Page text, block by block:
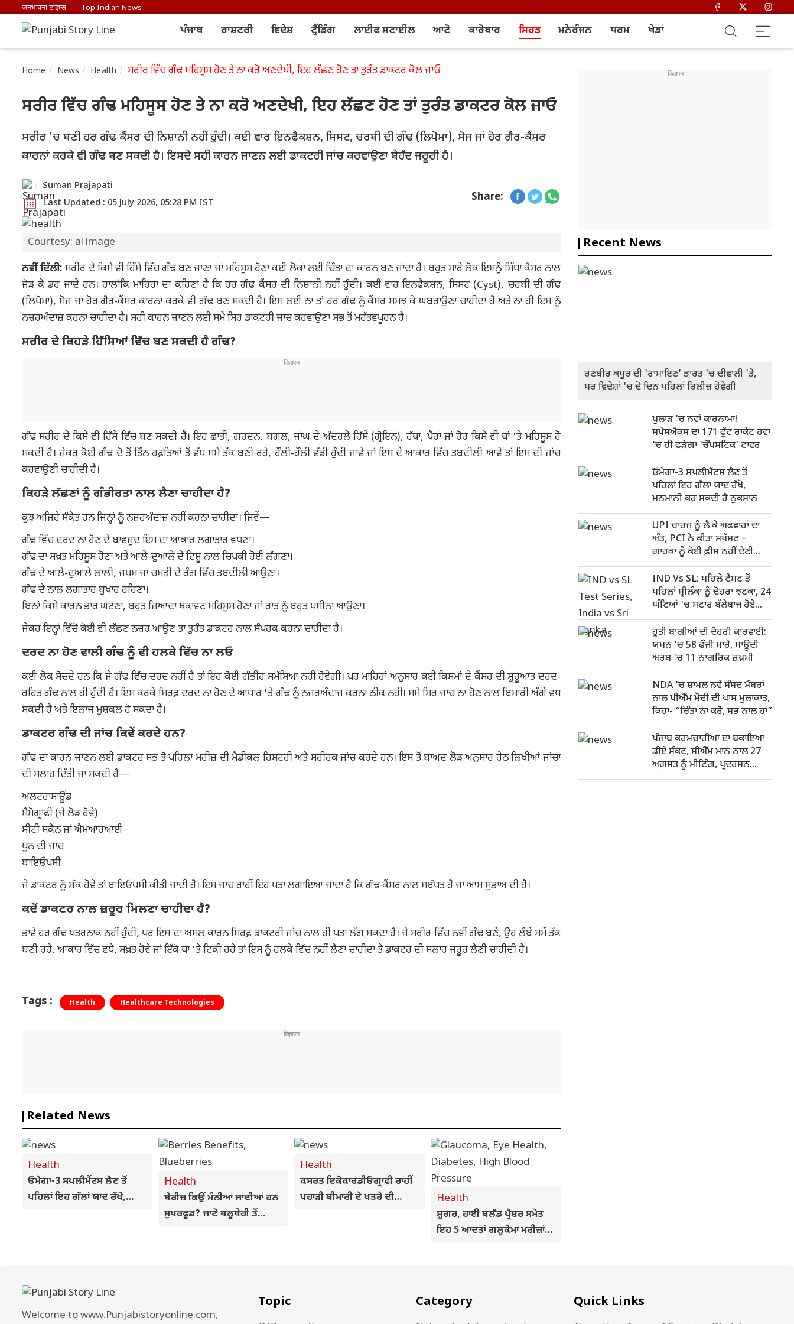
जनभावना टाइम्स Top Indian News
ਪੰਜਾਬ ਰਾਸ਼ਟਰੀ ਵਿਦੇਸ਼ ਟ੍ਰੈਂਡਿੰਗ ਲਾਈਫ ਸਟਾਈਲ ਆਟੋ ਕਾਰੋਬਾਰ ਸਿਹਤ ਮਨੋਰੰਜਨ ਧਰਮ ਖੇਡਾਂ
Home News Health ਸਰੀਰ ਵਿੱਚ ਗੰਢ ਮਹਿਸੂਸ ਹੋਣ ਤੇ ਨਾ ਕਰੋ ਅਣਦੇਖੀ, ਇਹ ਲੱਛਣ ਹੋਣ ਤਾਂ ਤੁਰੰਤ ਡਾਕਟਰ ਕੋਲ ਜਾਓ
ਸਰੀਰ ਵਿੱਚ ਗੰਢ ਮਹਿਸੂਸ ਹੋਣ ਤੇ ਨਾ ਕਰੋ ਅਣਦੇਖੀ, ਇਹ ਲੱਛਣ ਹੋਣ ਤਾਂ ਤੁਰੰਤ ਡਾਕਟਰ ਕੋਲ ਜਾਓ
ਸਰੀਰ 'ਚ ਬਣੀ ਹਰ ਗੰਢ ਕੈਂਸਰ ਦੀ ਨਿਸ਼ਾਨੀ ਨਹੀਂ ਹੁੰਦੀ। ਕਈ ਵਾਰ ਇਨਫੈਕਸ਼ਨ, ਸਿਸਟ, ਚਰਬੀ ਦੀ ਗੰਢ (ਲਿਪੋਮਾ), ਸੋਜ ਜਾਂ ਹੋਰ ਗੈਰ-ਕੈਂਸਰ
ਕਾਰਨਾਂ ਕਰਕੇ ਵੀ ਗੰਢ ਬਣ ਸਕਦੀ ਹੈ। ਇਸਦੇ ਸਹੀ ਕਾਰਨ ਜਾਣਨ ਲਈ ਡਾਕਟਰੀ ਜਾਂਚ ਕਰਵਾਉਣਾ ਬੇਹੱਦ ਜਰੂਰੀ ਹੈ।
Suman Prajapati
Last Updated : 05 July 2026, 05:28 PM IST
Share:
Courtesy: ai image
ਨਵੀਂ ਦਿੱਲੀ: ਸਰੀਰ ਦੇ ਕਿਸੇ ਵੀ ਹਿੱਸੇ ਵਿੱਚ ਗੰਢ ਬਣ ਜਾਣਾ ਜਾਂ ਮਹਿਸੂਸ ਹੋਣਾ ਕਈ ਲੋਕਾਂ ਲਈ ਚਿੰਤਾ ਦਾ ਕਾਰਨ ਬਣ ਜਾਂਦਾ ਹੈ। ਬਹੁਤ ਸਾਰੇ ਲੋਕ ਇਸਨੂੰ ਸਿੱਧਾ ਕੈਂਸਰ ਨਾਲ
ਜੋੜ ਕੇ ਡਰ ਜਾਂਦੇ ਹਨ। ਹਾਲਾਂਕਿ ਮਾਹਿਰਾਂ ਦਾ ਕਹਿਣਾ ਹੈ ਕਿ ਹਰ ਗੰਢ ਕੈਂਸਰ ਦੀ ਨਿਸ਼ਾਨੀ ਨਹੀਂ ਹੁੰਦੀ। ਕਈ ਵਾਰ ਇਨਫੈਕਸ਼ਨ, ਸਿਸਟ (Cyst), ਚਰਬੀ ਦੀ ਗੰਢ
(ਲਿਪੋਮਾ), ਸੋਜ ਜਾਂ ਹੋਰ ਗੈਰ-ਕੈਂਸਰ ਕਾਰਨਾਂ ਕਰਕੇ ਵੀ ਗੰਢ ਬਣ ਸਕਦੀ ਹੈ। ਇਸ ਲਈ ਨਾ ਤਾਂ ਹਰ ਗੰਢ ਨੂੰ ਕੈਂਸਰ ਸਮਝ ਕੇ ਘਬਰਾਉਣਾ ਚਾਹੀਦਾ ਹੈ ਅਤੇ ਨਾ ਹੀ ਇਸ ਨੂੰ
ਨਜ਼ਰਅੰਦਾਜ਼ ਕਰਨਾ ਚਾਹੀਦਾ ਹੈ। ਸਹੀ ਕਾਰਨ ਜਾਣਨ ਲਈ ਸਮੇਂ ਸਿਰ ਡਾਕਟਰੀ ਜਾਂਚ ਕਰਵਾਉਣਾ ਸਭ ਤੋਂ ਮਹੱਤਵਪੂਰਨ ਹੈ।
ਸਰੀਰ ਦੇ ਕਿਹੜੇ ਹਿੱਸਿਆਂ ਵਿੱਚ ਬਣ ਸਕਦੀ ਹੈ ਗੰਢ?
ਗੰਢ ਸਰੀਰ ਦੇ ਕਿਸੇ ਵੀ ਹਿੱਸੇ ਵਿੱਚ ਬਣ ਸਕਦੀ ਹੈ। ਇਹ ਛਾਤੀ, ਗਰਦਨ, ਬਗਲ, ਜਾਂਘ ਦੇ ਅੰਦਰਲੇ ਹਿੱਸੇ (ਗ੍ਰੋਇਨ), ਹੱਥਾਂ, ਪੈਰਾਂ ਜਾਂ ਹੋਰ ਕਿਸੇ ਵੀ ਥਾਂ 'ਤੇ ਮਹਿਸੂਸ ਹੋ
ਸਕਦੀ ਹੈ। ਜੇਕਰ ਕੋਈ ਗੰਢ ਦੋ ਤੋਂ ਤਿੰਨ ਹਫ਼ਤਿਆਂ ਤੋਂ ਵੱਧ ਸਮੇਂ ਤੱਕ ਬਣੀ ਰਹੇ, ਹੌਲੀ-ਹੌਲੀ ਵੱਡੀ ਹੁੰਦੀ ਜਾਵੇ ਜਾਂ ਇਸ ਦੇ ਆਕਾਰ ਵਿੱਚ ਤਬਦੀਲੀ ਆਵੇ ਤਾਂ ਇਸ ਦੀ ਜਾਂਚ
ਕਰਵਾਉਣੀ ਚਾਹੀਦੀ ਹੈ।
ਕਿਹੜੇ ਲੱਛਣਾਂ ਨੂੰ ਗੰਭੀਰਤਾ ਨਾਲ ਲੈਣਾ ਚਾਹੀਦਾ ਹੈ?
ਕੁਝ ਅਜਿਹੇ ਸੰਕੇਤ ਹਨ ਜਿਨ੍ਹਾਂ ਨੂੰ ਨਜ਼ਰਅੰਦਾਜ਼ ਨਹੀਂ ਕਰਨਾ ਚਾਹੀਦਾ। ਜਿਵੇਂ—
ਗੰਢ ਵਿੱਚ ਦਰਦ ਨਾ ਹੋਣ ਦੇ ਬਾਵਜੂਦ ਇਸ ਦਾ ਆਕਾਰ ਲਗਾਤਾਰ ਵਧਣਾ।
ਗੰਢ ਦਾ ਸਖ਼ਤ ਮਹਿਸੂਸ ਹੋਣਾ ਅਤੇ ਆਲੇ-ਦੁਆਲੇ ਦੇ ਟਿਸ਼ੂ ਨਾਲ ਚਿਪਕੀ ਹੋਈ ਲੱਗਣਾ।
ਗੰਢ ਦੇ ਆਲੇ-ਦੁਆਲੇ ਲਾਲੀ, ਜ਼ਖ਼ਮ ਜਾਂ ਚਮੜੀ ਦੇ ਰੰਗ ਵਿੱਚ ਤਬਦੀਲੀ ਆਉਣਾ।
ਗੰਢ ਦੇ ਨਾਲ ਲਗਾਤਾਰ ਬੁਖਾਰ ਰਹਿਣਾ।
ਬਿਨਾਂ ਕਿਸੇ ਕਾਰਨ ਭਾਰ ਘਟਣਾ, ਬਹੁਤ ਜ਼ਿਆਦਾ ਥਕਾਵਟ ਮਹਿਸੂਸ ਹੋਣਾ ਜਾਂ ਰਾਤ ਨੂੰ ਬਹੁਤ ਪਸੀਨਾ ਆਉਣਾ।
ਜੇਕਰ ਇਨ੍ਹਾਂ ਵਿੱਚੋਂ ਕੋਈ ਵੀ ਲੱਛਣ ਨਜ਼ਰ ਆਉਣ ਤਾਂ ਤੁਰੰਤ ਡਾਕਟਰ ਨਾਲ ਸੰਪਰਕ ਕਰਨਾ ਚਾਹੀਦਾ ਹੈ।
ਦਰਦ ਨਾ ਹੋਣ ਵਾਲੀ ਗੰਢ ਨੂੰ ਵੀ ਹਲਕੇ ਵਿੱਚ ਨਾ ਲਓ
ਕਈ ਲੋਕ ਸੋਚਦੇ ਹਨ ਕਿ ਜੇ ਗੰਢ ਵਿੱਚ ਦਰਦ ਨਹੀਂ ਹੈ ਤਾਂ ਇਹ ਕੋਈ ਗੰਭੀਰ ਸਮੱਸਿਆ ਨਹੀਂ ਹੋਵੇਗੀ। ਪਰ ਮਾਹਿਰਾਂ ਅਨੁਸਾਰ ਕਈ ਕਿਸਮਾਂ ਦੇ ਕੈਂਸਰ ਦੀ ਸ਼ੁਰੂਆਤ ਦਰਦ-
ਰਹਿਤ ਗੰਢ ਨਾਲ ਹੀ ਹੁੰਦੀ ਹੈ। ਇਸ ਕਰਕੇ ਸਿਰਫ਼ ਦਰਦ ਨਾ ਹੋਣ ਦੇ ਆਧਾਰ 'ਤੇ ਗੰਢ ਨੂੰ ਨਜ਼ਰਅੰਦਾਜ਼ ਕਰਨਾ ਠੀਕ ਨਹੀਂ। ਸਮੇਂ ਸਿਰ ਜਾਂਚ ਨਾ ਹੋਣ ਨਾਲ ਬਿਮਾਰੀ ਅੱਗੇ ਵਧ
ਸਕਦੀ ਹੈ ਅਤੇ ਇਲਾਜ ਮੁਸ਼ਕਲ ਹੋ ਸਕਦਾ ਹੈ।
ਡਾਕਟਰ ਗੰਢ ਦੀ ਜਾਂਚ ਕਿਵੇਂ ਕਰਦੇ ਹਨ?
ਗੰਢ ਦਾ ਕਾਰਨ ਜਾਣਨ ਲਈ ਡਾਕਟਰ ਸਭ ਤੋਂ ਪਹਿਲਾਂ ਮਰੀਜ਼ ਦੀ ਮੈਡੀਕਲ ਹਿਸਟਰੀ ਅਤੇ ਸਰੀਰਕ ਜਾਂਚ ਕਰਦੇ ਹਨ। ਇਸ ਤੋਂ ਬਾਅਦ ਲੋੜ ਅਨੁਸਾਰ ਹੇਠ ਲਿਖੀਆਂ ਜਾਂਚਾਂ
ਦੀ ਸਲਾਹ ਦਿੱਤੀ ਜਾ ਸਕਦੀ ਹੈ—
ਅਲਟਰਾਸਾਊਂਡ
ਮੈਮੋਗ੍ਰਾਫੀ (ਜੇ ਲੋੜ ਹੋਵੇ)
ਸੀਟੀ ਸਕੈਨ ਜਾਂ ਐਮਆਰਆਈ
ਖੂਨ ਦੀ ਜਾਂਚ
ਬਾਇਓਪਸੀ
ਜੇ ਡਾਕਟਰ ਨੂੰ ਸ਼ੱਕ ਹੋਵੇ ਤਾਂ ਬਾਇਓਪਸੀ ਕੀਤੀ ਜਾਂਦੀ ਹੈ। ਇਸ ਜਾਂਚ ਰਾਹੀਂ ਇਹ ਪਤਾ ਲਗਾਇਆ ਜਾਂਦਾ ਹੈ ਕਿ ਗੰਢ ਕੈਂਸਰ ਨਾਲ ਸਬੰਧਤ ਹੈ ਜਾਂ ਆਮ ਸੁਭਾਅ ਦੀ ਹੈ।
ਕਦੋਂ ਡਾਕਟਰ ਨਾਲ ਜ਼ਰੂਰ ਮਿਲਣਾ ਚਾਹੀਦਾ ਹੈ?
ਭਾਵੇਂ ਹਰ ਗੰਢ ਖਤਰਨਾਕ ਨਹੀਂ ਹੁੰਦੀ, ਪਰ ਇਸ ਦਾ ਅਸਲ ਕਾਰਨ ਸਿਰਫ਼ ਡਾਕਟਰੀ ਜਾਂਚ ਨਾਲ ਹੀ ਪਤਾ ਲੱਗ ਸਕਦਾ ਹੈ। ਜੇ ਸਰੀਰ ਵਿੱਚ ਨਵੀਂ ਗੰਢ ਬਣੇ, ਉਹ ਲੰਬੇ ਸਮੇਂ ਤੱਕ
ਬਣੀ ਰਹੇ, ਆਕਾਰ ਵਿੱਚ ਵਧੇ, ਸਖ਼ਤ ਹੋਵੇ ਜਾਂ ਇੱਕੋ ਥਾਂ 'ਤੇ ਟਿਕੀ ਰਹੇ ਤਾਂ ਇਸ ਨੂੰ ਹਲਕੇ ਵਿੱਚ ਨਹੀਂ ਲੈਣਾ ਚਾਹੀਦਾ ਤੇ ਡਾਕਟਰ ਦੀ ਸਲਾਹ ਜਰੂਰ ਲੈਣੀ ਚਾਹੀਦੀ ਹੈ।
Tags : Health Healthcare Technologies
Related News
Health
ਓਮੇਗਾ-3 ਸਪਲੀਮੈਂਟਸ ਲੈਣ ਤੋਂ
ਪਹਿਲਾਂ ਇਹ ਗੱਲਾਂ ਯਾਦ ਰੱਖੋ,
Health
ਬੇਰੀਜ਼ ਕਿਉਂ ਮੰਨੀਆਂ ਜਾਂਦੀਆਂ ਹਨ
ਸੁਪਰਫੂਡ? ਜਾਣੋ ਬਲੂਬੇਰੀ ਤੋਂ
Health
ਕਸਰਤ ਇਕੋਕਾਰਡੀਓਗ੍ਰਾਫੀ ਰਾਹੀਂ
ਪਹਾੜੀ ਬੀਮਾਰੀ ਦੇ ਖਤਰੇ ਦੀ
Health
ਸ਼ੂਗਰ, ਹਾਈ ਬਲੱਡ ਪ੍ਰੈਸ਼ਰ ਸਮੇਤ
ਇਹ 5 ਆਦਤਾਂ ਗਲੂਕੋਮਾ ਮਰੀਜ਼ਾਂ
Recent News
ਰਣਬੀਰ ਕਪੂਰ ਦੀ 'ਰਾਮਾਇਣ' ਭਾਰਤ 'ਚ ਦੀਵਾਲੀ 'ਤੇ,
ਪਰ ਵਿਦੇਸ਼ਾਂ 'ਚ ਦੋ ਦਿਨ ਪਹਿਲਾਂ ਰਿਲੀਜ਼ ਹੋਵੇਗੀ
ਪੁਲਾੜ 'ਚ ਨਵਾਂ ਕਾਰਨਾਮਾ!
ਸਪੇਸਐਕਸ ਦਾ 171 ਫੁੱਟ ਰਾਕੇਟ ਹਵਾ
'ਚ ਹੀ ਫੜੇਗਾ 'ਚੌਪਸਟਿਕ' ਟਾਵਰ
ਓਮੇਗਾ-3 ਸਪਲੀਮੈਂਟਸ ਲੈਣ ਤੋਂ
ਪਹਿਲਾਂ ਇਹ ਗੱਲਾਂ ਯਾਦ ਰੱਖੋ,
ਮਨਮਾਨੀ ਕਰ ਸਕਦੀ ਹੈ ਨੁਕਸਾਨ
UPI ਚਾਰਜ ਨੂੰ ਲੈ ਕੇ ਅਫਵਾਹਾਂ ਦਾ
ਅੰਤ, PCI ਨੇ ਕੀਤਾ ਸਪੱਸ਼ਟ –
ਗਾਹਕਾਂ ਨੂੰ ਕੋਈ ਫ਼ੀਸ ਨਹੀਂ ਦੇਣੀ
ਪਵੇਗੀ
IND Vs SL: ਪਹਿਲੇ ਟੈਸਟ ਤੋਂ
ਪਹਿਲਾਂ ਸ਼੍ਰੀਲੰਕਾ ਨੂੰ ਦੋਹਰਾ ਝਟਕਾ, 24
ਘੰਟਿਆਂ 'ਚ ਸਟਾਰ ਬੱਲੇਬਾਜ ਹੋਏ
ਬਾਹਰ
ਹੂਤੀ ਬਾਗੀਆਂ ਦੀ ਦੋਹਰੀ ਕਾਰਵਾਈ:
ਯਮਨ 'ਚ 58 ਫੌਜੀ ਮਾਰੇ, ਸਾਊਦੀ
ਅਰਬ 'ਚ 11 ਨਾਗਰਿਕ ਜ਼ਖ਼ਮੀ
NDA 'ਚ ਸ਼ਾਮਲ ਨਵੇਂ ਸੰਸਦ ਮੈਂਬਰਾਂ
ਨਾਲ ਪੀਐੱਮ ਮੋਦੀ ਦੀ ਖਾਸ ਮੁਲਾਕਾਤ,
ਕਿਹਾ- “ਚਿੰਤਾ ਨਾ ਕਰੋ, ਸਭ ਨਾਲ ਹਾਂ”
ਪੰਜਾਬ ਕਰਮਚਾਰੀਆਂ ਦਾ ਬਕਾਇਆ
ਡੀਏ ਸੰਕਟ, ਸੀਐੱਮ ਮਾਨ ਨਾਲ 27
ਅਗਸਤ ਨੂੰ ਮੀਟਿੰਗ, ਪ੍ਰਦਰਸ਼ਨ
ਦੌਰਾਨ ਪੁਲਿਸ ਨਾਲ ਝੜਪ
Welcome to www.Punjabistoryonline.com,
Topic Category Quick Links